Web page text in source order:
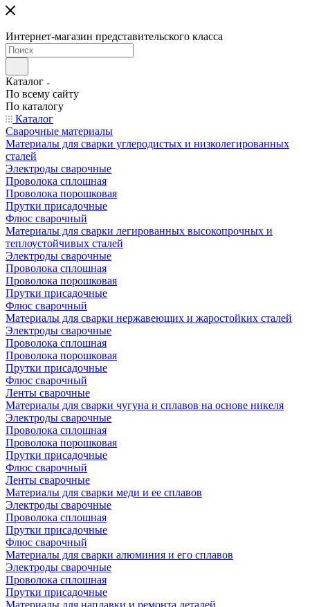
Интернет-магазин представительского класса
Каталог
По всему сайту
По каталогу
Каталог
Сварочные материалы
Материалы для сварки углеродистых и низколегированных
сталей
Электроды сварочные
Проволока сплошная
Проволока порошковая
Прутки присадочные
Флюс сварочный
Материалы для сварки легированных высокопрочных и
теплоустойчивых сталей
Электроды сварочные
Проволока сплошная
Проволока порошковая
Прутки присадочные
Флюс сварочный
Материалы для сварки нержавеющих и жаростойких сталей
Электроды сварочные
Проволока сплошная
Проволока порошковая
Прутки присадочные
Флюс сварочный
Ленты сварочные
Материалы для сварки чугуна и сплавов на основе никеля
Электроды сварочные
Проволока сплошная
Проволока порошковая
Прутки присадочные
Флюс сварочный
Ленты сварочные
Материалы для сварки меди и ее сплавов
Электроды сварочные
Проволока сплошная
Прутки присадочные
Флюс сварочный
Материалы для сварки алюминия и его сплавов
Электроды сварочные
Проволока сплошная
Прутки присадочные
Материалы для наплавки и ремонта деталей